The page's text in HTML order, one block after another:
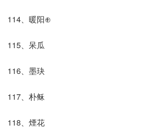
114、暖阳⊕
115、呆瓜
116、墨玦
117、朴稣
118、煙花